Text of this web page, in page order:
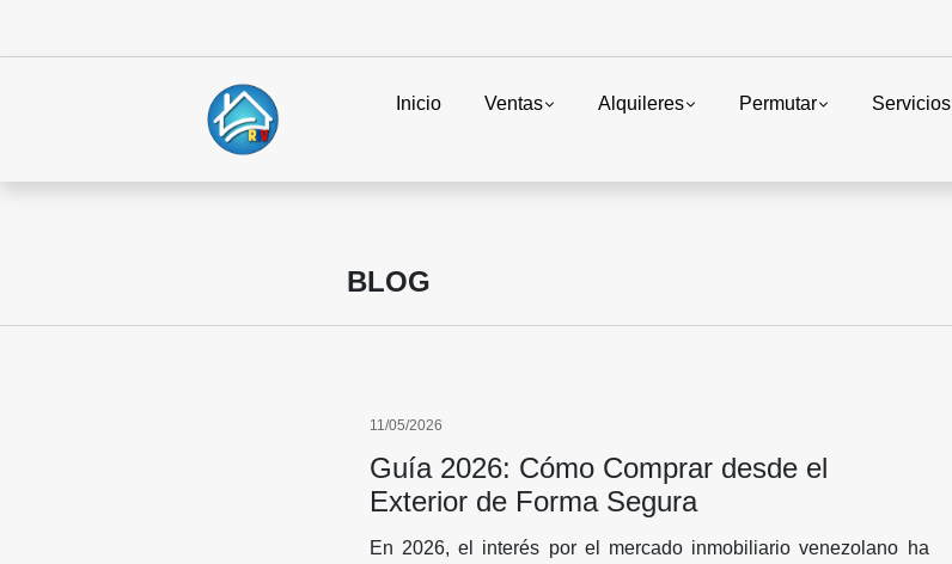
Inicio Ventas Alquileres Permutar Servicios
BLOG
11/05/2026
Guía 2026: Cómo Comprar desde el
Exterior de Forma Segura
En 2026, el interés por el mercado inmobiliario venezolano ha